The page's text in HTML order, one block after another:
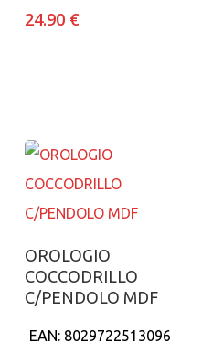
24.90 €
Aggiungi al carrello
OROLOGIO
COCCODRILLO
C/PENDOLO MDF
EAN: 8029722513096